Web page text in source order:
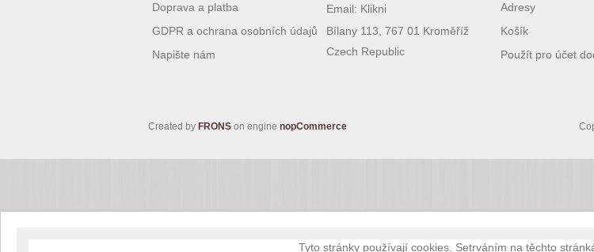
Doprava a platba
GDPR a ochrana osobních údajů
Napište nám
Email: Klikni
Bílany 113, 767 01 Kroměříž
Czech Republic
Adresy
Košík
Použít pro účet
Created by FRONS on engine nopCommerce
Tyto stránky používají cookies. Setrváním na těchto